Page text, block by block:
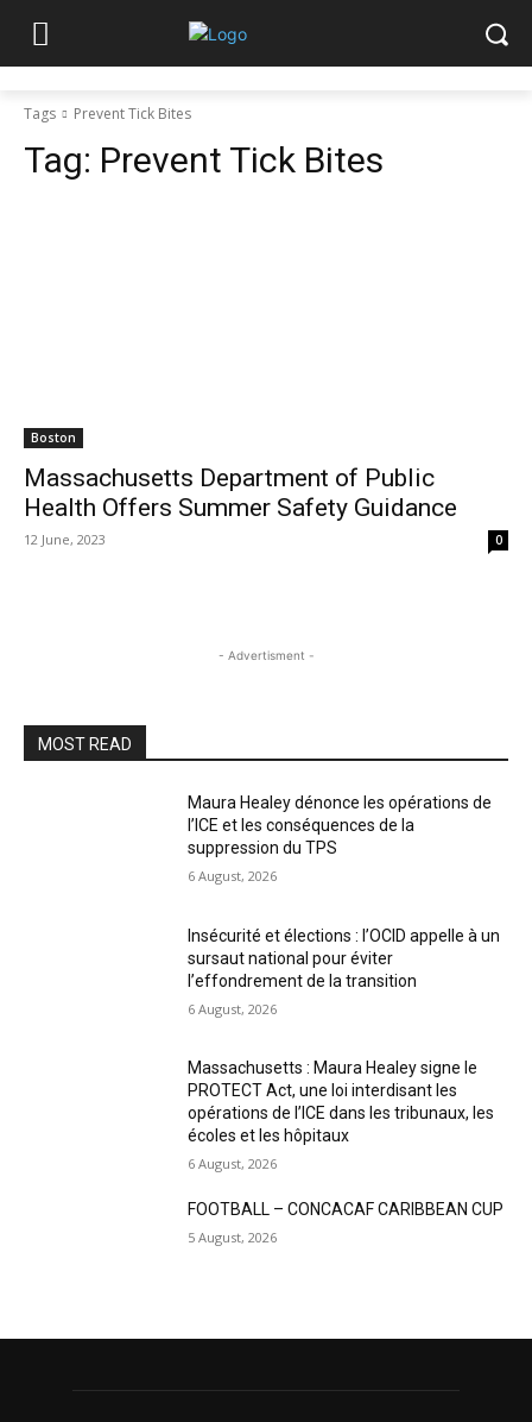
Tags Prevent Tick Bites
Tag: Prevent Tick Bites
Boston
Massachusetts Department of Public
Health Offers Summer Safety Guidance
12 June, 2023 0
- Advertisment -
MOST READ
Maura Healey dénonce les opérations de
l’ICE et les conséquences de la
suppression du TPS
6 August, 2026
Insécurité et élections : l’OCID appelle à un
sursaut national pour éviter
l’effondrement de la transition
6 August, 2026
Massachusetts : Maura Healey signe le
PROTECT Act, une loi interdisant les
opérations de l’ICE dans les tribunaux, les
écoles et les hôpitaux
6 August, 2026
FOOTBALL – CONCACAF CARIBBEAN CUP
5 August, 2026